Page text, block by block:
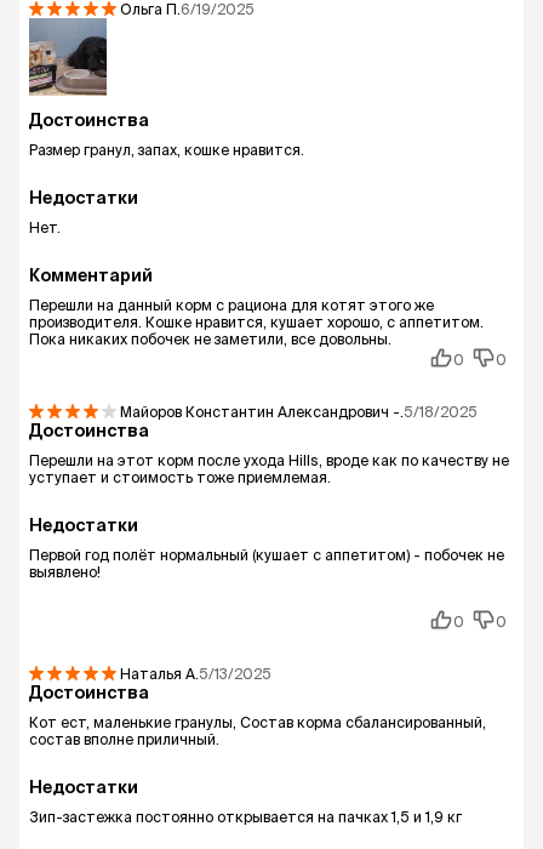
Ольга П. 6/19/2025
Достоинства
Размер гранул, запах, кошке нравится.
Недостатки
Нет.
Комментарий
Перешли на данный корм с рациона для котят этого же
производителя. Кошке нравится, кушает хорошо, с аппетитом.
Пока никаких побочек не заметили, все довольны.
0
0
Майоров Константин Александрович -. 5/18/2025
Достоинства
Перешли на этот корм после ухода Hills, вроде как по качеству не
уступает и стоимость тоже приемлемая.
Недостатки
Первой год полёт нормальный (кушает с аппетитом) - побочек не
выявлено!
0 0
Наталья А. 5/13/2025
Достоинства
Кот ест, маленькие гранулы, Состав корма сбалансированный,
состав вполне приличный.
Недостатки
Зип-застежка постоянно открывается на пачках 1,5 и 1,9 кг